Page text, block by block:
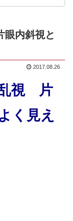
眼内斜視と
2017.08.26
乱視 片
く見え